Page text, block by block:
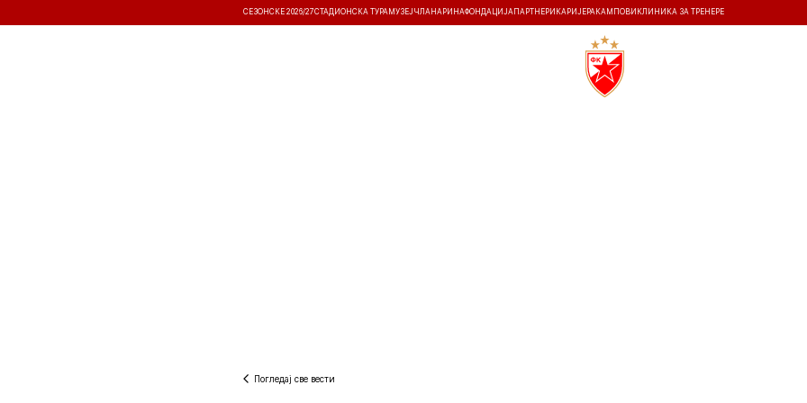
СЕЗОНСКЕ 2026/27СТАДИОНСКА ТУРА МУЗЕЈ ЧЛАНАРИНАФОНДАЦИЈА ПАРТНЕРИ КАРИЈЕРА КАМПОВИ КЛИНИКА ЗА ТРЕНЕРЕ
Погледај све вести